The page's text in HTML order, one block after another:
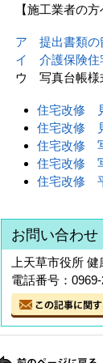
【施工業者の方
ア 提出書類の
イ 介護保険住
ウ 写真台帳様
住宅改修
住宅改修
住宅改修
住宅改修
住宅改修
お問い合わせ
上天草市役所
電話番号：